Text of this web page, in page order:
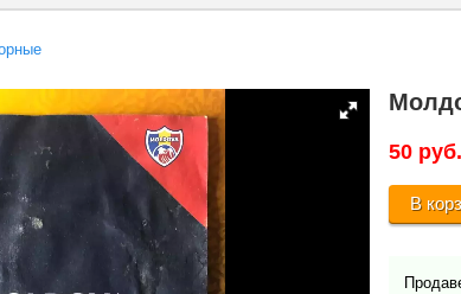
50 руб.
В